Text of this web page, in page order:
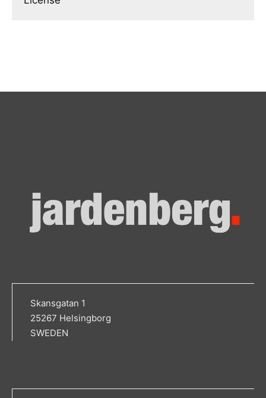
Skansgatan 1
25267 Helsingborg
SWEDEN